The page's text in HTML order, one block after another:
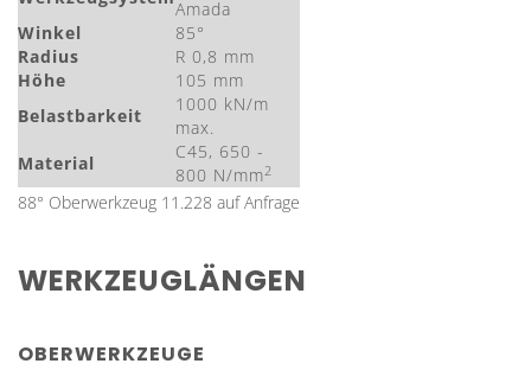
Amada
Winkel
85°
Radius
R 0,8 mm
Höhe
105 mm
Belastbarkeit
1000 kN/m
max.
Material
C45, 650 -
800 N/mm2
88° Oberwerkzeug 11.228 auf Anfrage
WERKZEUGLÄNGEN
OBERWERKZEUGE